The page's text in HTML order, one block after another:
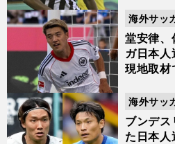
堂安律、
ガ日本
現地取材
海外サッ
ブンデス
た日本人
海外サッ